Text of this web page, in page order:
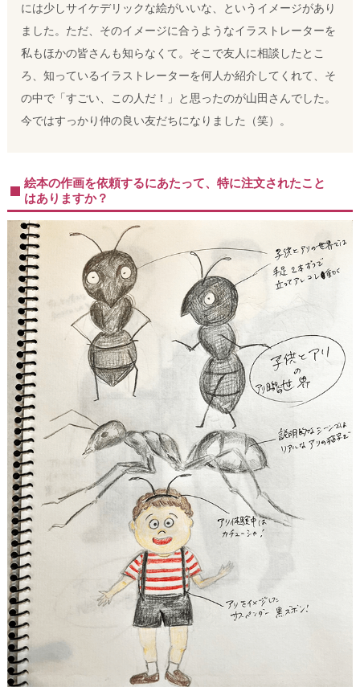
には少しサイケデリックな絵がいいな、というイメージがあり
ました。ただ、そのイメージに合うようなイラストレーターを
私もほかの皆さんも知らなくて。 そこで友人に相談したとこ
ろ、知っているイラストレーターを何人か紹介してくれて、そ
の中で「すごい、この人だ！」と思ったのが山田さんでした。
今ではすっかり仲の良い友だちになりました（笑）。
絵本の作画を依頼するにあたって、特に注文されたこと
はありますか？